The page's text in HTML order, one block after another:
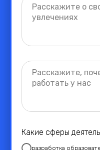
Какие сферы
разработка